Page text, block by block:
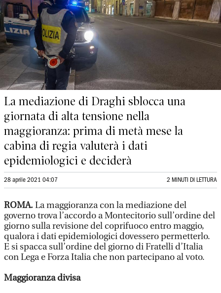
La mediazione di Draghi sblocca una
giornata di alta tensione nella
maggioranza: prima di metà mese la
cabina di regia valuterà i dati
epidemiologici e deciderà
28 aprile 2021 04:07 2 MINUTI DI LETTURA
ROMA.La maggioranza con la mediazione del
governo trova l’accordo a Montecitorio sull’ordine del
giorno sulla revisione del coprifuoco entro maggio,
qualora i dati epidemiologici dovessero permetterlo.
E si spacca sull’ordine del giorno di Fratelli d’Italia
con Lega e Forza Italia che non partecipano al voto.
Maggioranza divisa